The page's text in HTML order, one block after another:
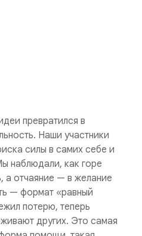
превратился в
Наши участники
силы в самих себе и
наблюдали, как горе
а отчаяние — в желание
— формат «равный
потерю, теперь
других. Это самая